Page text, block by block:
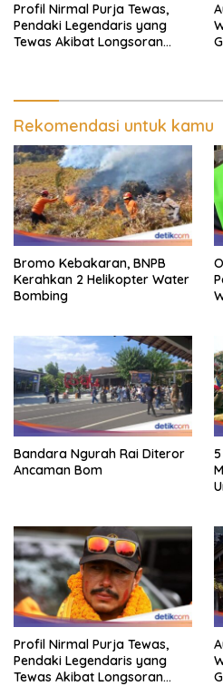
Profil Nirmal Purja Tewas,
Pendaki Legendaris yang
Tewas Akibat Longsoran
Rekomendasi untuk kamu
Bromo Kebakaran, BNPB
Kerahkan 2 Helikopter Water
Bombing
Bandara Ngurah Rai Diteror
Ancaman Bom
Profil Nirmal Purja Tewas,
Pendaki Legendaris yang
Tewas Akibat Longsoran